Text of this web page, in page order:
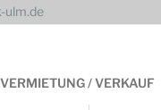
ulm.de
VERMIETUNG / VERKAUF